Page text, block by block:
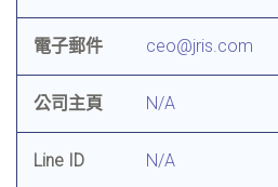
電子郵件 ceo@jris.com
公司主頁 N/A
Line ID N/A